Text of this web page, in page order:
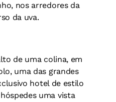
nos arredores da
da uva.
de uma colina, em
uma das grandes
hotel de estilo
uma vista